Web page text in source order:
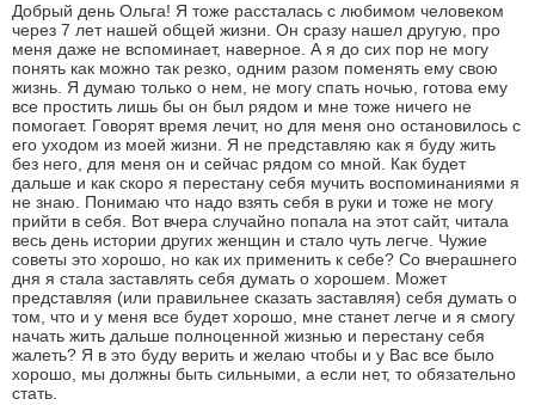
Добрый день Ольга! Я тоже рассталась с любимом человеком
через 7 лет нашей общей жизни. Он сразу нашел другую, про
меня даже не вспоминает, наверное. А я до сих пор не могу
понять как можно так резко, одним разом поменять ему свою
жизнь. Я думаю только о нем, не могу спать ночью, готова ему
все простить лишь бы он был рядом и мне тоже ничего не
помогает. Говорят время лечит, но для меня оно остановилось с
его уходом из моей жизни. Я не представляю как я буду жить
без него, для меня он и сейчас рядом со мной. Как будет
дальше и как скоро я перестану себя мучить воспоминаниями я
не знаю. Понимаю что надо взять себя в руки и тоже не могу
прийти в себя. Вот вчера случайно попала на этот сайт, читала
весь день истории других женщин и стало чуть легче. Чужие
советы это хорошо, но как их применить к себе? Со вчерашнего
дня я стала заставлять себя думать о хорошем. Может
представляя (или правильнее сказать заставляя) себя думать о
том, что и у меня все будет хорошо, мне станет легче и я смогу
начать жить дальше полноценной жизнью и перестану себя
жалеть? Я в это буду верить и желаю чтобы и у Вас все было
хорошо, мы должны быть сильными, а если нет, то обязательно
стать.